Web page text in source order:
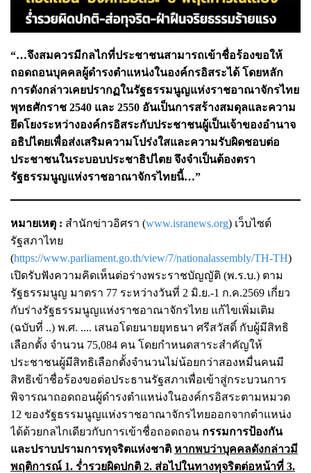
“…จึงสมควรมีกลไกที่ประชาชนสามารถเข้าชื่อร้องขอให้
ถอดถอนบุคคลผู้ดำรงตำแหน่งในองค์กรอิสระได้ โดยหลัก
การดังกล่าวเคยปรากฏในรัฐธรรมนูญแห่งราชอาณาจักรไทย
พุทธศักราช 2540 และ 2550 อันเป็นการสร้างสมดุลและความ
ยึดโยงระหว่างองค์กรอิสระกับประชาชนผู้เป็นเจ้าของอำนาจ
อธิปไตยเพื่อส่งเสริมความโปร่งใสและความรับผิดชอบต่อ
ประชาชนในระบอบประชาธิปไตย จึงจำเป็นต้องตรา
รัฐธรรมนูญแห่งราชอาณาจักรไทยนี้…”
หมายเหตุ : สำนักข่าวอิศรา (www.isranews.org) เว็บไซต์
รัฐสภาไทย
(https://www.parliament.go.th/view/7/nationalassembly/TH-TH)
เปิดรับฟังความคิดเห็นต่อร่างพระราชบัญญัติ (พ.ร.บ.) ตาม
รัฐธรรมนูญ มาตรา 77 ระหว่างวันที่ 2 มิ.ย.-1 ก.ค.2569 เกี่ยว
กับร่างรัฐธรรมนูญแห่งราชอาณาจักรไทย แก้ไขเพิ่มเติม
(ฉบับที่ ..) พ.ศ. .... เสนอโดยนายยุทธนา ศรีสวัสดิ์ กับผู้มีสิทธิ
เลือกตั้ง จำนวน 75,084 คน โดยกำหนดสาระสำคัญให้
ประชาชนผู้มีสิทธิเลือกตั้งจำนวนไม่น้อยกว่าสองหมื่นคนมี
สิทธิเข้าชื่อร้องขอต่อประธานรัฐสภาเพื่อเข้าสู่กระบวนการ
พิจารณาถอดถอนผู้ดำรงตำแหน่งในองค์กรอิสระตามหมวด
12 ของรัฐธรรมนูญแห่งราชอาณาจักรไทยออกจากตำแหน่ง
ได้ด้วยกลไกเดียวกับการเข้าชื่อถอดถอน กรรมการป้องกัน
และปราบปรามการทุจริตแห่งชาติ หากพบว่าบุคคลดังกล่าวมี
พฤติการณ์ 1. ร่ำรวยผิดปกติ 2. ส่อไปในทางทุจริตต่อหน้าที่ 3.